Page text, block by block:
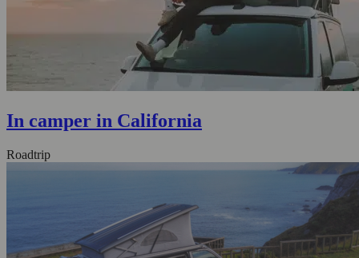
In camper in California
Roadtrip